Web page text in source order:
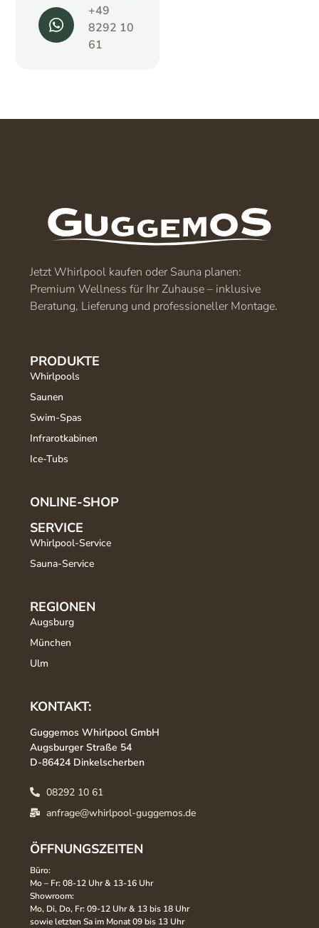
+49
8292 10
61
Jetzt Whirlpool kaufen oder Sauna planen:
Premium Wellness für Ihr Zuhause – inklusive
Beratung, Lieferung und professioneller Montage.
PRODUKTE
Whirlpools
Saunen
Swim-Spas
Infrarotkabinen
Ice-Tubs
ONLINE-SHOP
SERVICE
Whirlpool-Service
Sauna-Service
REGIONEN
Augsburg
München
Ulm
KONTAKT:
Guggemos Whirlpool GmbH
Augsburger Straße 54
D-86424 Dinkelscherben
08292 10 61
anfrage@whirlpool-guggemos.de
ÖFFNUNGSZEITEN
Büro:
Mo – Fr: 08-12 Uhr & 13-16 Uhr
Showroom:
Mo, Di, Do, Fr: 09-12 Uhr & 13 bis 18 Uhr
sowie letzten Sa im Monat 09 bis 13 Uhr